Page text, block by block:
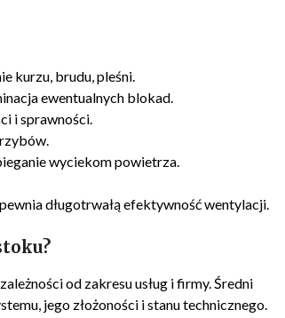
kurzu, brudu, pleśni.
ewentualnych blokad.
i sprawności.
wyciekom powietrza.
długotrwałą efektywność wentylacji.
od zakresu usług i firmy. Średni
jego złożoności i stanu technicznego.